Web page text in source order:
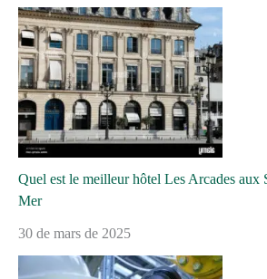
Quel est le meilleur hôtel Les Arcades aux
Mer
30 de mars de 2025